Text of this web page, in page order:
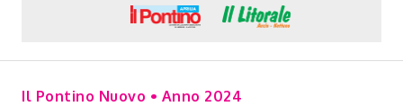
Il Pontino Nuovo • Anno 2024